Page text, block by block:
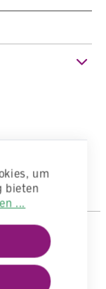
um
bieten
...